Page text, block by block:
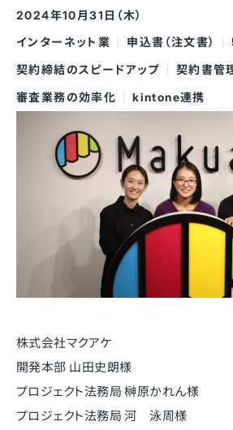
2024年10月31日（木）
インターネット業
申込書（注文書）
契約締結のスピードアップ
契約書管
審査業務の効率化
kintone連携
株式会社マクアケ
開発本部 山田史朗様
プロジェクト法務局 榊原かれん様
プロジェクト法務局 河 泳周様